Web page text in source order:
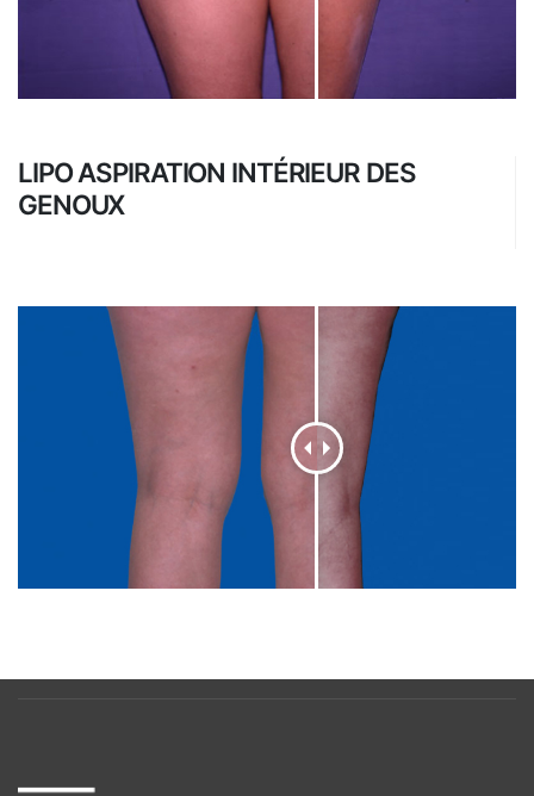
LIPO ASPIRATION INTÉRIEUR DES
GENOUX